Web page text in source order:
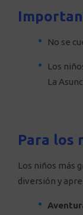
No se
Los
La
Para los
Los niños más
diversión y